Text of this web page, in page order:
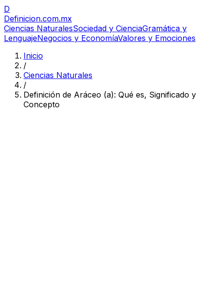
D
Definicion.com.mx
Ciencias NaturalesSociedad y CienciaGramática y
LenguajeNegocios y EconomíaValores y Emociones
Inicio
/
Ciencias Naturales
/
Definición de Aráceo (a): Qué es, Significado y
Concepto